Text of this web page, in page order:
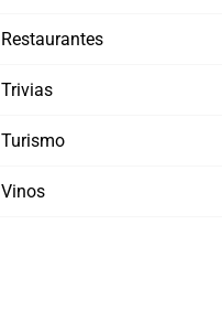
Restaurantes
Trivias
Turismo
Vinos